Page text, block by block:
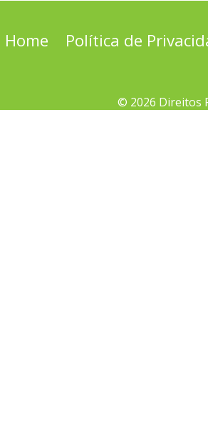
Home Política de
© 2026 Direitos